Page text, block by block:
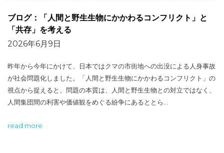
ブログ：「人間と野生生物にかかわるコンフリクト」と
「共存」を考える
2026年6月9日
昨年から今年にかけて、日本ではクマの市街地への出没による人身事故
が社会問題化しました。「人間と野生生物にかかわるコンフリクト」の
視点から捉えると、問題の本質は、人間と野生生物との対立ではなく、
人間集団間の利害や価値観をめぐる紛争にあるととら…
read more